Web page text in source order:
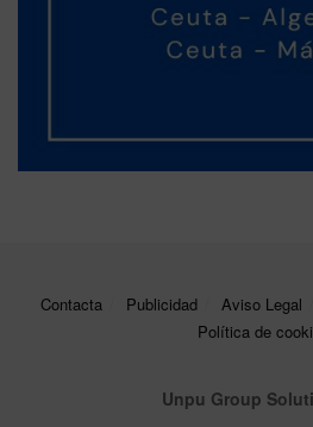
Contacta Publicidad Aviso Legal
Política de
Unpu Group